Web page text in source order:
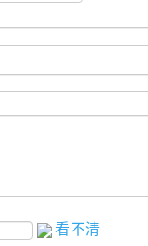
看不清